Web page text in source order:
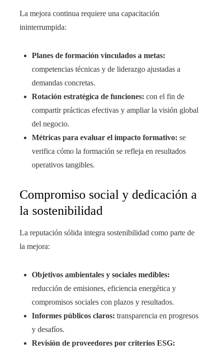
La mejora continua requiere una capacitación
ininterrumpida:
Planes de formación vinculados a metas:
competencias técnicas y de liderazgo ajustadas a
demandas concretas.
Rotación estratégica de funciones: con el fin de
compartir prácticas efectivas y ampliar la visión global
del negocio.
Métricas para evaluar el impacto formativo: se
verifica cómo la formación se refleja en resultados
operativos tangibles.
Compromiso social y dedicación a
la sostenibilidad
La reputación sólida integra sostenibilidad como parte de
la mejora:
Objetivos ambientales y sociales medibles:
reducción de emisiones, eficiencia energética y
compromisos sociales con plazos y resultados.
Informes públicos claros: transparencia en progresos
y desafíos.
Revisión de proveedores por criterios ESG: